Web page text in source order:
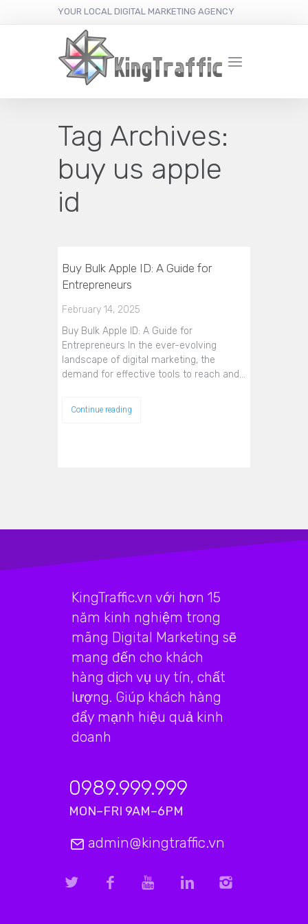
YOUR LOCAL DIGITAL MARKETING AGENCY
Tag Archives:
buy us apple
id
Buy Bulk Apple ID: A Guide for
Entrepreneurs
February 14, 2025
Buy Bulk Apple ID: A Guide for
Entrepreneurs In the ever-evolving
landscape of digital marketing, the
demand for effective tools to reach and…
Continue reading
KingTraffic.vn với hơn 15
năm kinh nghiệm trong
mãng Digital Marketing sẽ
mang đến cho khách
hàng dịch vụ uy tín, chất
lượng. Giúp khách hàng
đẩy mạnh hiệu quả kinh
doanh
0989.999.999
MON–FRI 9AM–6PM
admin@kingtraffic.vn